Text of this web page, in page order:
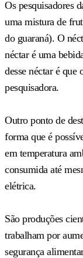
Os pesquisadores
uma mistura de
do guaraná). O
néctar é uma
desse néctar é que
pesquisadora.
Outro ponto de
forma que é
em temperatura
consumida até
elétrica.
São produções
trabalham por
segurança